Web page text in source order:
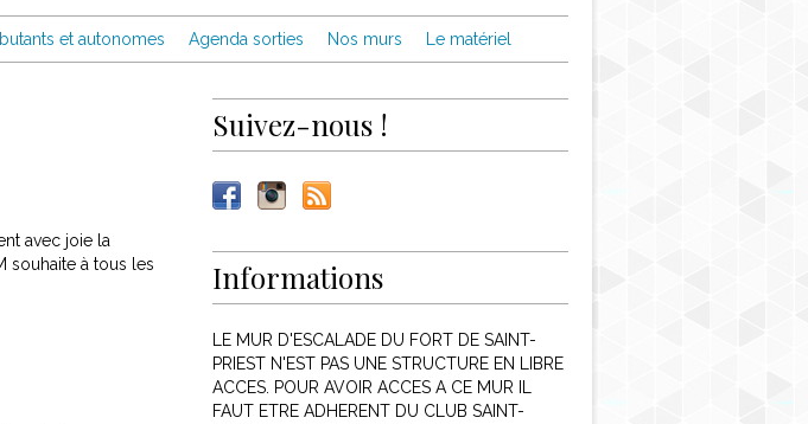
et autonomes Agenda sorties Nos murs Le matériel
avec joie la
souhaite à tous les
Suivez-nous !
Informations
LE MUR D'ESCALADE DU FORT DE SAINT-
PRIEST N'EST PAS UNE STRUCTURE EN LIBRE
ACCES. POUR AVOIR ACCES A CE MUR IL
FAUT ETRE ADHERENT DU CLUB SAINT-